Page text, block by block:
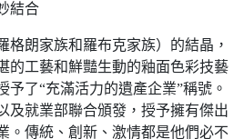
結合
格朗家族和羅布克家族）的結晶，
的工藝和鮮豔生動的釉面色彩技藝
予了“充滿活力的遺產企業”稱號。
及就業部聯合頒發，授予擁有傑出
。傳統、創新、激情都是他們必不